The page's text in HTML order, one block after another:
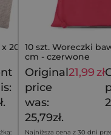
20 cm -
14,99 zł
10 szt. Woreczki
cm - czerwone
Original
price
was:
25,79zł.
21,99zł
Najniższa cena z 30 dni